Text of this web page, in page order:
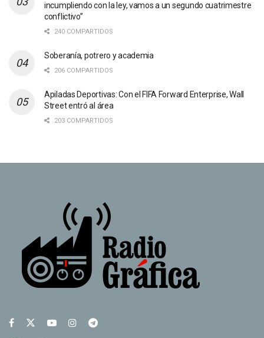
incumpliendo con la ley, vamos a un segundo cuatrimestre
conflictivo”
240 COMPARTIDOS
Soberanía, potrero y academia
206 COMPARTIDOS
Apiladas Deportivas: Con el FIFA Forward Enterprise, Wall
Street entró al área
203 COMPARTIDOS